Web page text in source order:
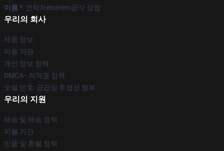
이름 *: 연락처eminem공식 상점
우리의 회사
제품 정보
이용 약관
개인 정보 정책
DMCA - 저작권 정책
모델 번호: 공급망 투명성 행위
우리의 지원
배송 및 배송 정책
지불 기간
반품 및 환불 정책